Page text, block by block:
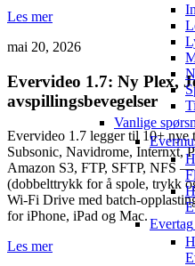
Vanlige
Evertag
Les mer
mai 20, 2026
Evervideo 1.7: Ny Plex,
avspillingsbevegelser
Evervideo 1.7 legger til 10+
Subsonic, Navidrome, Internxt,
Amazon S3, FTP, SFTP, NFS
(dobbelttrykk for å spole, trykk
Wi-Fi Drive med batch-
for iPhone, iPad og Mac.
Les mer